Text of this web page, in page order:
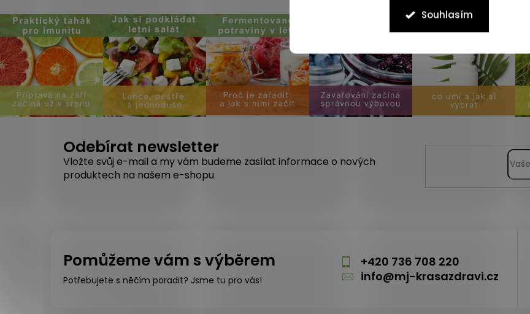
Souhlasím
Odebírat newsletter
Vložte svůj e-mail a my vám budeme zasílat informace o nových
produktech na našem e-shopu.
Pomůžeme vám s výběrem
Potřebujete s něčím poradit? Jsme tu pro vás!
+420 736 708 220
info@mj-krasazdravi.cz